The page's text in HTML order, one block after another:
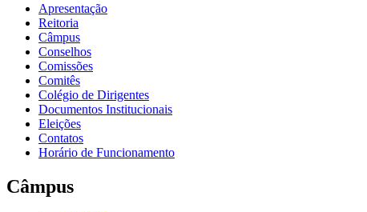
Apresentação
Reitoria
Câmpus
Conselhos
Comissões
Comitês
Colégio de Dirigentes
Documentos Institucionais
Eleições
Contatos
Horário de Funcionamento
Câmpus